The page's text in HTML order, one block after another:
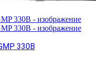
330B